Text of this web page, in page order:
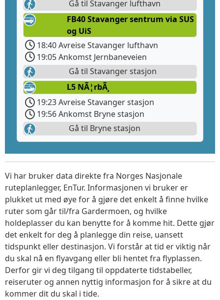
Gå til Stavanger lufthavn
FB40 Stavanger sentrum via SUS
og UiS
18:40 Avreise Stavanger lufthavn
19:05 Ankomst Jernbaneveien
Gå til Stavanger stasjon
L5 NÃ¦rbÃ¸
19:23 Avreise Stavanger stasjon
19:56 Ankomst Bryne stasjon
Gå til Bryne stasjon
Vi har bruker data direkte fra Norges Nasjonale
ruteplanlegger, EnTur. Informasjonen vi bruker er
plukket ut med øye for å gjøre det enkelt å finne hvilke
ruter som går til/fra Gardermoen, og hvilke
holdeplasser du kan benytte for å komme hit. Dette gjør
det enkelt for deg å planlegge din reise, uansett
tidspunkt eller destinasjon. Vi forstår at tid er viktig når
du skal nå en flyavgang eller bli hentet fra flyplassen.
Derfor gir vi deg tilgang til oppdaterte tidstabeller,
reiseruter og annen nyttig informasjon for å sikre at du
kommer dit du skal i tide.